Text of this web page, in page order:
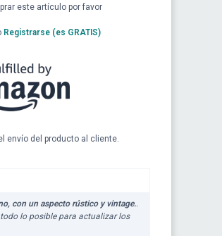
este artículo por favor
Registrarse (es GRATIS)
envío del producto al cliente.
con un aspecto rústico y vintage..
lo posible para actualizar los